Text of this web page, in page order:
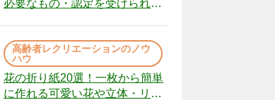
必要なもの・認定を受けられな
高齢者レクリエーションのノウ
ハウ
花の折り紙20選！一枚から簡単
に作れる可愛い花や立体・リー